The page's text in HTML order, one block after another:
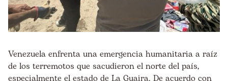
Venezuela enfrenta una emergencia humanitaria a raíz
de los terremotos que sacudieron el norte del país,